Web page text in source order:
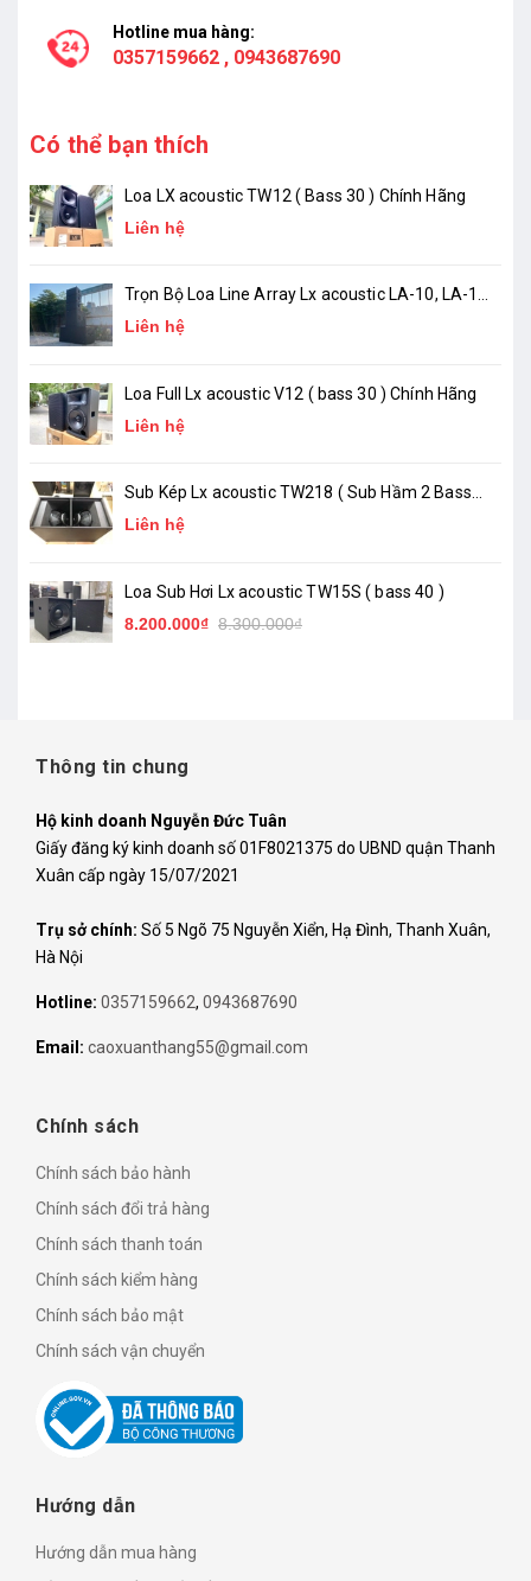
Hotline mua hàng:
0357159662 , 0943687690
Có thể bạn thích
Loa LX acoustic TW12 ( Bass 30 ) Chính Hãng
Liên hệ
Trọn Bộ Loa Line Array Lx acoustic LA-10, LA-18
( chính hãng )
Liên hệ
Loa Full Lx acoustic V12 ( bass 30 ) Chính Hãng
Liên hệ
Sub Kép Lx acoustic TW218 ( Sub Hầm 2 Bass
50 )_ Chính Hãng
Liên hệ
Loa Sub Hơi Lx acoustic TW15S ( bass 40 )
8.200.000₫ 8.300.000₫
Thông tin chung
Hộ kinh doanh Nguyễn Đức Tuân
Giấy đăng ký kinh doanh số 01F8021375 do UBND quận Thanh
Xuân cấp ngày 15/07/2021
Trụ sở chính: Số 5 Ngõ 75 Nguyễn Xiển, Hạ Đình, Thanh Xuân,
Hà Nội
Hotline: 0357159662, 0943687690
Email: caoxuanthang55@gmail.com
Chính sách
Chính sách bảo hành
Chính sách đổi trả hàng
Chính sách thanh toán
Chính sách kiểm hàng
Chính sách bảo mật
Chính sách vận chuyển
Hướng dẫn
Hướng dẫn mua hàng